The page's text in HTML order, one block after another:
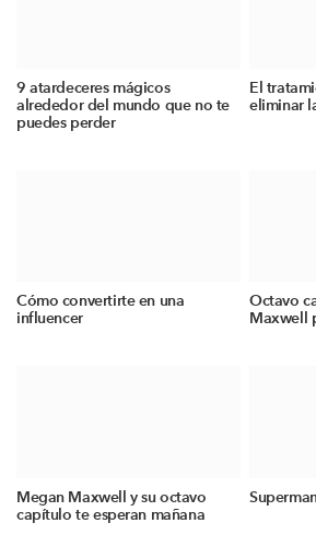
9 atardeceres mágicos
alrededor del mundo que no te
puedes perder
El
eliminar
Cómo convertirte en una
influencer
Octavo
Maxwell
Megan Maxwell y su octavo
capítulo te esperan mañana